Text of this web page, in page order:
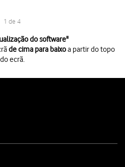
1 de 4
do software"
de cima para baixoa partir do topo
do ecrã.